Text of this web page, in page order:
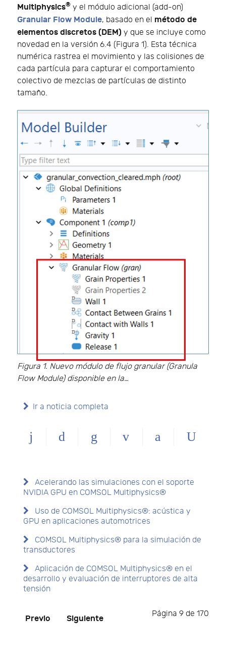
Multiphysics® y el módulo adicional (add-on)
Granular Flow Module, basado en el método de
elementos discretos (DEM) y que se incluye como
novedad en la versión 6.4 (Figura 1). Esta técnica
numérica rastrea el movimiento y las colisiones de
cada partícula para capturar el comportamiento
colectivo de mezclas de partículas de distinto
tamaño.
Figura 1. Nuevo módulo de flujo granular (Granula
Flow Module) disponible en la…
Ir a noticia completa
Acelerando las simulaciones con el soporte
NVIDIA GPU en COMSOL Multiphysics®
Uso de COMSOL Multiphysics®: acústica y
GPU en aplicaciones automotrices
COMSOL Multiphysics® para la simulación de
transductores
Aplicación de COMSOL Multiphysics® en el
desarrollo y evaluación de interruptores de alta
tensión
Página 9 de 170
Previo Siguiente